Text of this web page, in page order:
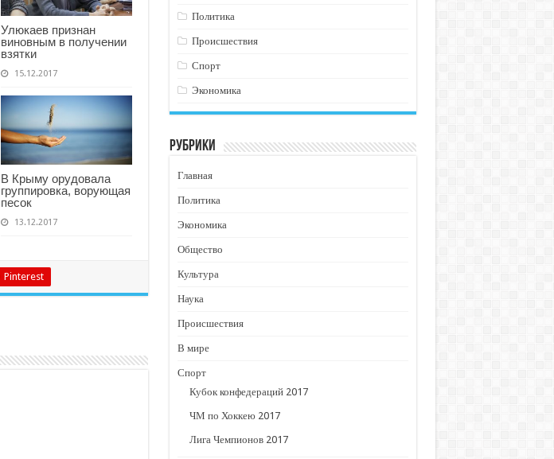
Улюкаев признан
виновным в получении
взятки
15.12.2017
В Крыму орудовала
группировка, ворующая
песок
13.12.2017
Pinterest
Политика
Происшествия
Спорт
Экономика
Рубрики
Главная
Политика
Экономика
Общество
Культура
Наука
Происшествия
В мире
Спорт
Кубок конфедераций 2017
ЧМ по Хоккею 2017
Лига Чемпионов 2017